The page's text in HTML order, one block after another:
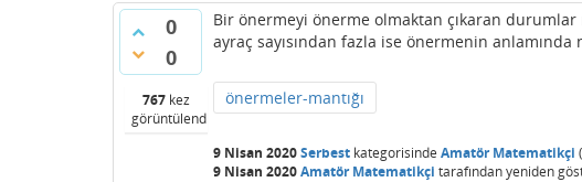
0
0
767 kez
görüntülendi
Bir önermeyi önerme olmaktan çıkaran
ayraç sayısından fazla ise önermenin
önermeler-mantığı
9 Nisan 2020Serbest kategorisinde Amatör Matematikçi (
9 Nisan 2020Amatör Matematikçi tarafındanyeniden